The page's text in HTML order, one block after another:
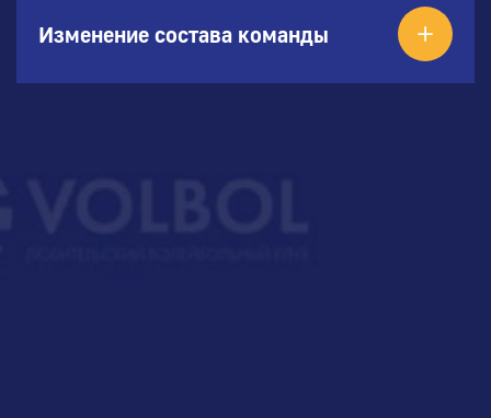
Изменение состава команды